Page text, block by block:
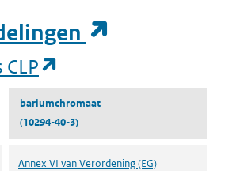
bariumchromaat
(10294-40-3)
Annex VI van Verordening (EG)